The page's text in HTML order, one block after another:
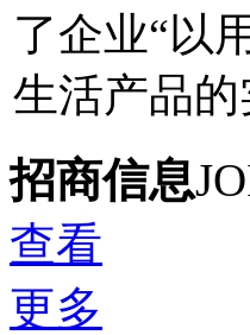
了企业“以
生活产品的
招商信息
查看
更多